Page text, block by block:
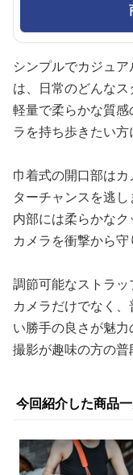
シンプルでカジュ
は、日常のどんなス
軽量で柔らかな質
ラを持ち歩きたい方
巾着式の開口部は
ターチャンスを逃し
内部には柔らかな
カメラを衝撃から守
調節可能なストラッ
カメラだけでなく
い勝手の良さが魅力
撮影が趣味の方の普
今回紹介した商品